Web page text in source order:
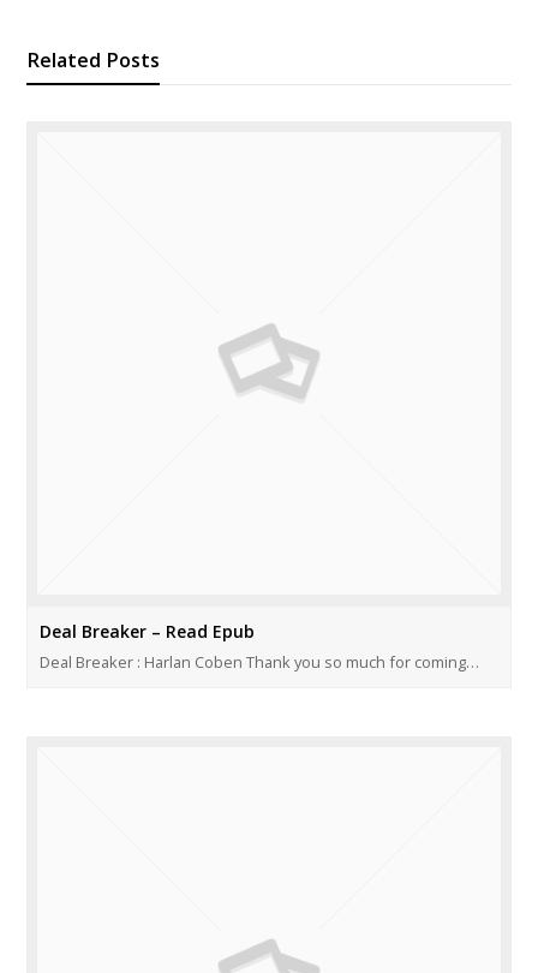
Related Posts
Deal Breaker – Read Epub
Deal Breaker : Harlan Coben Thank you so much for coming…